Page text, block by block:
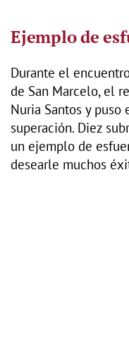
Ejemplo de
Durante el
de San Marcelo, el
Nuria Santos y puso
superación. Diez
un ejemplo de
desearle muchos